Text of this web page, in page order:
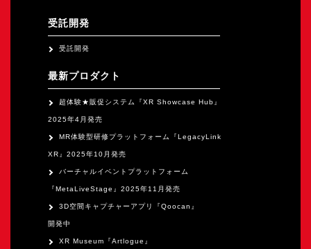
受託開発
受託開発
最新プロダクト
超体験★販促システム『XR Showcase Hub』
2025年4月発売
MR体験型研修プラットフォーム『LegacyLink
XR』2025年10月発売
バーチャルイベントプラットフォーム
『MetaLiveStage』2025年11月発売
3D空間キャプチャーアプリ『Qoocan』
開発中
XR Museum『Artlogue』